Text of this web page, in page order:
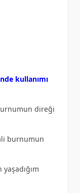
kullanımı
direği
burnumun